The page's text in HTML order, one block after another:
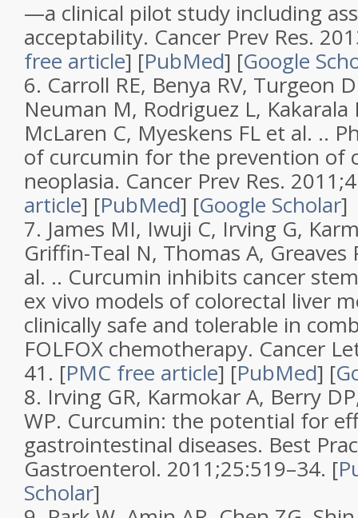
—a clinical pilot study including
acceptability. Cancer Prev Res.
free article] [PubMed] [Google
6. Carroll RE, Benya RV, Turgeon
Neuman M, Rodriguez L,
McLaren C, Myeskens FL et al. ..
of curcumin for the prevention of
neoplasia. Cancer Prev Res. 2011;4
article] [PubMed] [Google Scholar]
7. James MI, Iwuji C, Irving G,
Griffin-Teal N, Thomas A, Greaves
al. .. Curcumin inhibits cancer
ex vivo models of colorectal liver
clinically safe and tolerable in
FOLFOX chemotherapy. Cancer
41. [PMC free article] [PubMed] [
8. Irving GR, Karmokar A, Berry
WP. Curcumin: the potential for
gastrointestinal diseases. Best
Gastroenterol. 2011;25:519–34. [
Scholar]